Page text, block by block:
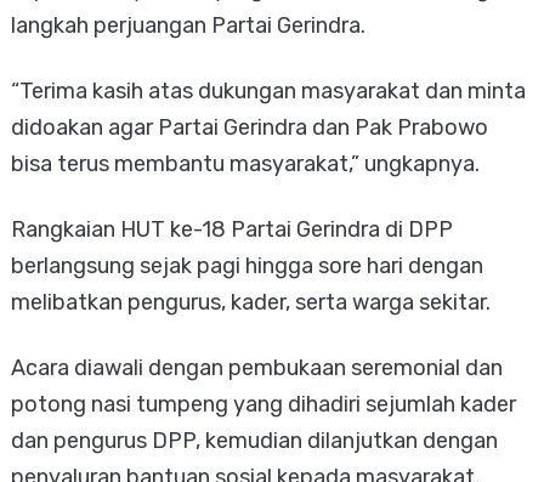
langkah perjuangan Partai Gerindra.
“Terima kasih atas dukungan masyarakat dan minta
didoakan agar Partai Gerindra dan Pak Prabowo
bisa terus membantu masyarakat,” ungkapnya.
Rangkaian HUT ke-18 Partai Gerindra di DPP
berlangsung sejak pagi hingga sore hari dengan
melibatkan pengurus, kader, serta warga sekitar.
Acara diawali dengan pembukaan seremonial dan
potong nasi tumpeng yang dihadiri sejumlah kader
dan pengurus DPP, kemudian dilanjutkan dengan
penyaluran bantuan sosial kepada masyarakat.